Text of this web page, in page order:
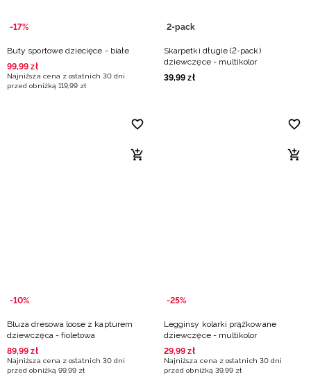
-17%
Buty sportowe dziecięce - białe
99,99 zł
Najniższa cena z ostatnich 30 dni
przed obniżką 119,99 zł
2-pack
Skarpetki długie (2-pack)
dziewczęce - multikolor
39,99 zł
-10%
Bluza dresowa loose z kapturem
dziewczęca - fioletowa
89,99 zł
Najniższa cena z ostatnich 30 dni
przed obniżką 99,99 zł
-25%
Legginsy kolarki prążkowane
dziewczęce - multikolor
29,99 zł
Najniższa cena z ostatnich 30 dni
przed obniżką 39,99 zł